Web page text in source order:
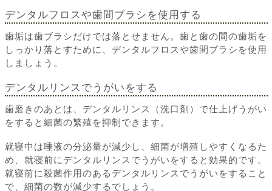
デンタルフロスや歯間ブラシを使用する
歯垢は歯ブラシだけでは落とせません。歯と歯の間の歯垢を
しっかり落とすために、デンタルフロスや歯間ブラシを使用
しましょう。
デンタルリンスでうがいをする
歯磨きのあとは、デンタルリンス（洗口剤）で仕上げうがい
をすると細菌の繁殖を抑制できます。
就寝中は唾液の分泌量が減少し、細菌が増殖しやすくなるた
め、就寝前にデンタルリンスでうがいをすると効果的です。
就寝前に殺菌作用のあるデンタルリンスでうがいをすること
で、細菌の数が減少するでしょう。